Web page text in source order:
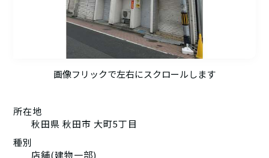
所在地
秋田県 秋田市 大町5丁目
種別
店舗(建物一部)
画像フリックで左右にスクロールします